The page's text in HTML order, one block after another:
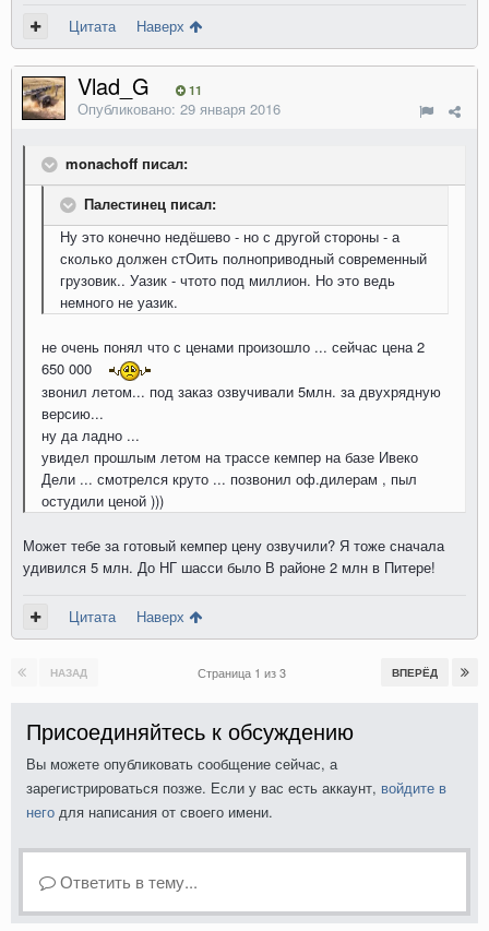
Цитата Наверх
Vlad_G 11
Опубликовано: 29 января 2016
monachoff писал:
Палестинец писал:
Ну это конечно недёшево - но с другой стороны - а
сколько должен стОить полноприводный современный
грузовик.. Уазик - чтото под миллион. Но это ведь
немного не уазик.
не очень понял что с ценами произошло ... сейчас цена 2
650 000
звонил летом... под заказ озвучивали 5млн. за двухрядную
версию...
ну да ладно ...
увидел прошлым летом на трассе кемпер на базе Ивеко
Дели ... смотрелся круто ... позвонил оф.дилерам , пыл
остудили ценой )))
Может тебе за готовый кемпер цену озвучили? Я тоже сначала
удивился 5 млн. До НГ шасси было В районе 2 млн в Питере!
Цитата Наверх
НАЗАД ВПЕРЁД
Страница 1 из 3
Присоединяйтесь к обсуждению
Вы можете опубликовать сообщение сейчас, а
зарегистрироваться позже. Если у вас есть аккаунт, войдите в
него для написания от своего имени.
Ответить в тему...